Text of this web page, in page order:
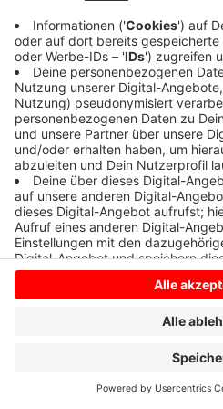
Anzeige
Anzeige
Anzeige